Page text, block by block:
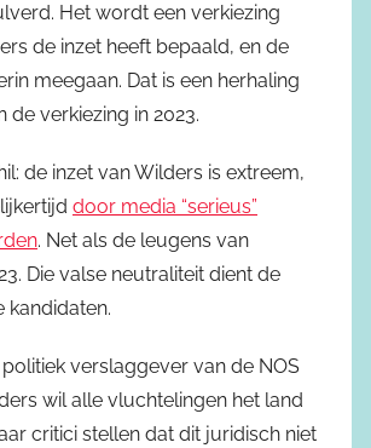
Het wordt een verkiezing
de inzet heeft bepaald, en de
meegaan. Dat is een herhaling
de verkiezing in 2023.
de inzet van Wilders is extreem,
door media “serieus”
. Net als de leugens van
Die valse neutraliteit dient de
kandidaten.
politiek verslaggever van de NOS
wil alle vluchtelingen het land
critici stellen dat dit juridisch niet